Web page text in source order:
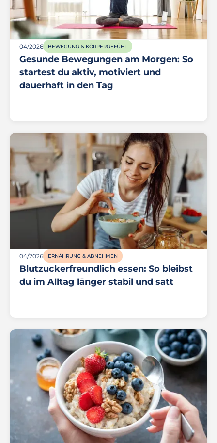
04/2026 BEWEGUNG & KÖRPERGEFÜHL
Gesunde Bewegungen am Morgen: So
startest du aktiv, motiviert und
dauerhaft in den Tag
04/2026 ERNÄHRUNG & ABNEHMEN
Blutzuckerfreundlich essen: So bleibst
du im Alltag länger stabil und satt